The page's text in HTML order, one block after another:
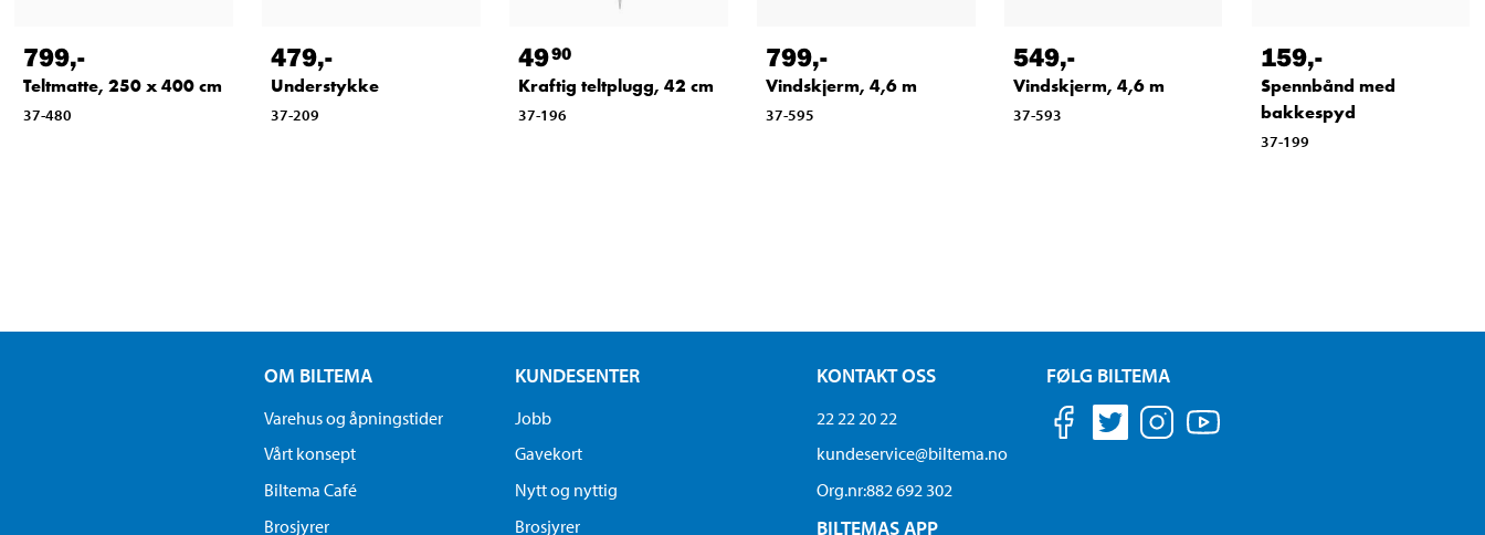
799,-
Teltmatte, 250 x 400 cm
37-480
479,-
Understykke
37-209
4990
Kraftig teltplugg, 42 cm
37-196
799,-
Vindskjerm, 4,6 m
37-595
549,-
Vindskjerm, 4,6 m
37-593
159,-
Spennbånd med
bakkespyd
37-199
OM BILTEMA
Varehus og åpningstider
Vårt konsept
Biltema Café
Brosjyrer
KUNDESENTER
Jobb
Gavekort
Nytt og nyttig
Brosjyrer
KONTAKT OSS
22 22 20 22
kundeservice@biltema.no
Org.nr:882 692 302
BILTEMAS APP
FØLG BILTEMA